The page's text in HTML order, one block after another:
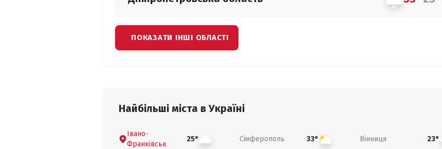
ПОКАЗАТИ ІНШІ ОБЛАСТІ
Найбільші міста в Україні
Івано-
Франківськ
25° Сімферополь 33° Вінниця 23°